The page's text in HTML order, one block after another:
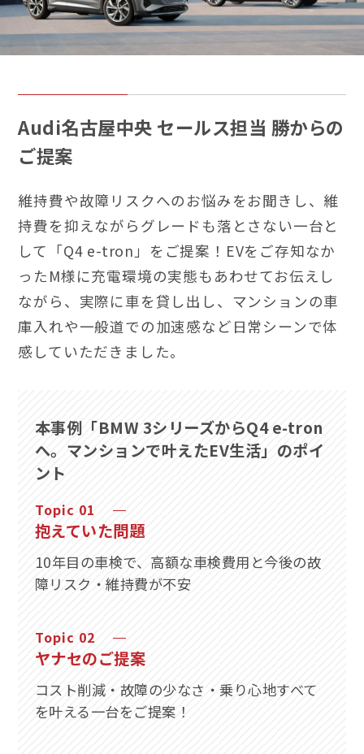
Audi名古屋中央 セールス担当 勝からの
ご提案
維持費や故障リスクへのお悩みをお聞きし、維
持費を抑えながらグレードも落とさない一台と
して「Q4 e-tron」をご提案！EVをご存知なか
ったM様に充電環境の実態もあわせてお伝えし
ながら、実際に車を貸し出し、マンションの車
庫入れや一般道での加速感など日常シーンで体
感していただきました。
本事例「BMW 3シリーズからQ4 e-tron
へ。マンションで叶えたEV生活」のポイ
ント
抱えていた問題
10年目の車検で、高額な車検費用と今後の故
障リスク・維持費が不安
ヤナセのご提案
コスト削減・故障の少なさ・乗り心地すべて
を叶える一台をご提案！